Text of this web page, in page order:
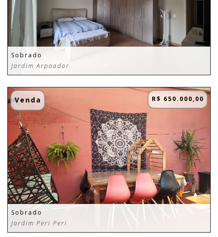
Sobrado
Jardim Arpoador
Venda R$ 650.000,00
Sobrado
Jardim Peri Peri